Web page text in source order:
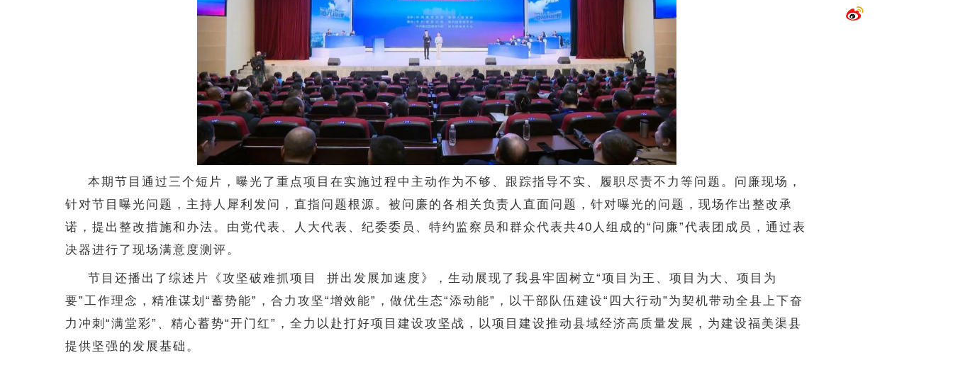
本期节目通过三个短片，曝光了重点项目在实施过程中主动作为不够、跟踪指导不实、履职尽责不力等问题。问廉现场，
针对节目曝光问题，主持人犀利发问，直指问题根源。被问廉的各相关负责人直面问题，针对曝光的问题，现场作出整改承
诺，提出整改措施和办法。由党代表、人大代表、纪委委员、特约监察员和群众代表共40人组成的“问廉”代表团成员，通过表
决器进行了现场满意度测评。
节目还播出了综述片《攻坚破难抓项目 拼出发展加速度》，生动展现了我县牢固树立“项目为王、项目为大、项目为
要”工作理念，精准谋划“蓄势能”，合力攻坚“增效能”，做优生态“添动能”，以干部队伍建设“四大行动”为契机带动全县上下奋
力冲刺“满堂彩”、精心蓄势“开门红”，全力以赴打好项目建设攻坚战，以项目建设推动县域经济高质量发展，为建设福美渠县
提供坚强的发展基础。